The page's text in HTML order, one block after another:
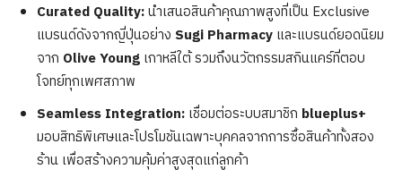
Curated Quality:นำเสนอสินค้าคุณภาพสูงที่เป็น Exclusive
แบรนด์ดังจากญี่ปุ่นอย่าง Sugi Pharmacy และแบรนด์ยอดนิยม
จาก Olive Young เกาหลีใต้ รวมถึงนวัตกรรมสกินแคร์ที่ตอบ
โจทย์ทุกเพศสภาพ
Seamless Integration: เชื่อมต่อระบบสมาชิก blueplus+
มอบสิทธิพิเศษและโปรโมชันเฉพาะบุคคลจากการซื้อสินค้าทั้งสอง
ร้าน เพื่อสร้างความคุ้มค่าสูงสุดแก่ลูกค้า